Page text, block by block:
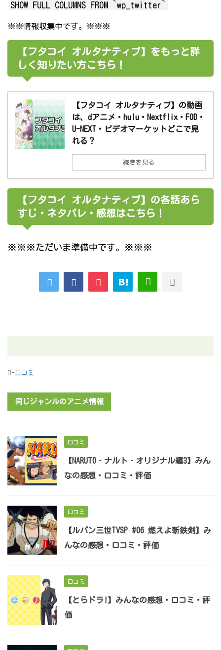
SHOW FULL COLUMNS FROM `wp_twitter`
※※情報収集中です。※※※
【フタコイ オルタナティブ】をもっと詳
しく知りたい方こちら！
【フタコイ オルタナティブ】の動画
は、dアニメ・hulu・Nextflix・FOD・
U-NEXT・ビデオマーケットどこで見
れる？
続きを見る
【フタコイ オルタナティブ】の各話あら
すじ・ネタバレ・感想はこちら！
※※※ただいま準備中です。※※※
- 口コミ
同じジャンルのアニメ情報
口コミ
【NARUTO‐ナルト‐オリジナル編3】みん
なの感想・口コミ・評価
口コミ
【ルパン三世TVSP #06 燃えよ斬鉄剣】み
んなの感想・口コミ・評価
口コミ
【とらドラ!】みんなの感想・口コミ・評
価